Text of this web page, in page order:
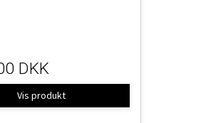
DKK
Vis produkt